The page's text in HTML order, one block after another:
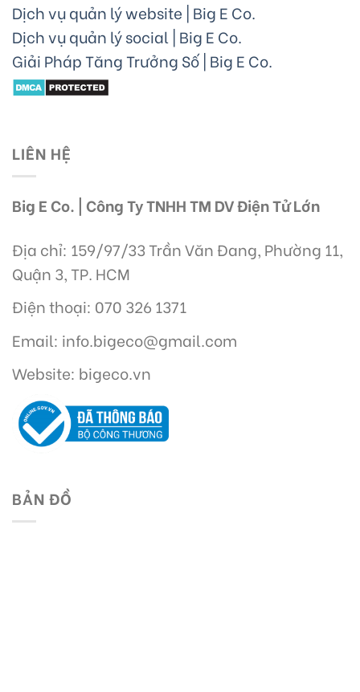
Dịch vụ quản lý website | Big E Co.
Dịch vụ quản lý social | Big E Co.
Giải Pháp Tăng Trưởng Số | Big E Co.
LIÊN HỆ
Big E Co. | Công Ty TNHH TM DV Điện Tử Lớn
Địa chỉ: 159/97/33 Trần Văn Đang, Phường 11,
Quận 3, TP. HCM
Điện thoại: 070 326 1371
Email: info.bigeco@gmail.com
Website: bigeco.vn
BẢN ĐỒ